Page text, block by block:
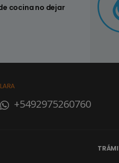
su hogar
LARA
+5492975260760